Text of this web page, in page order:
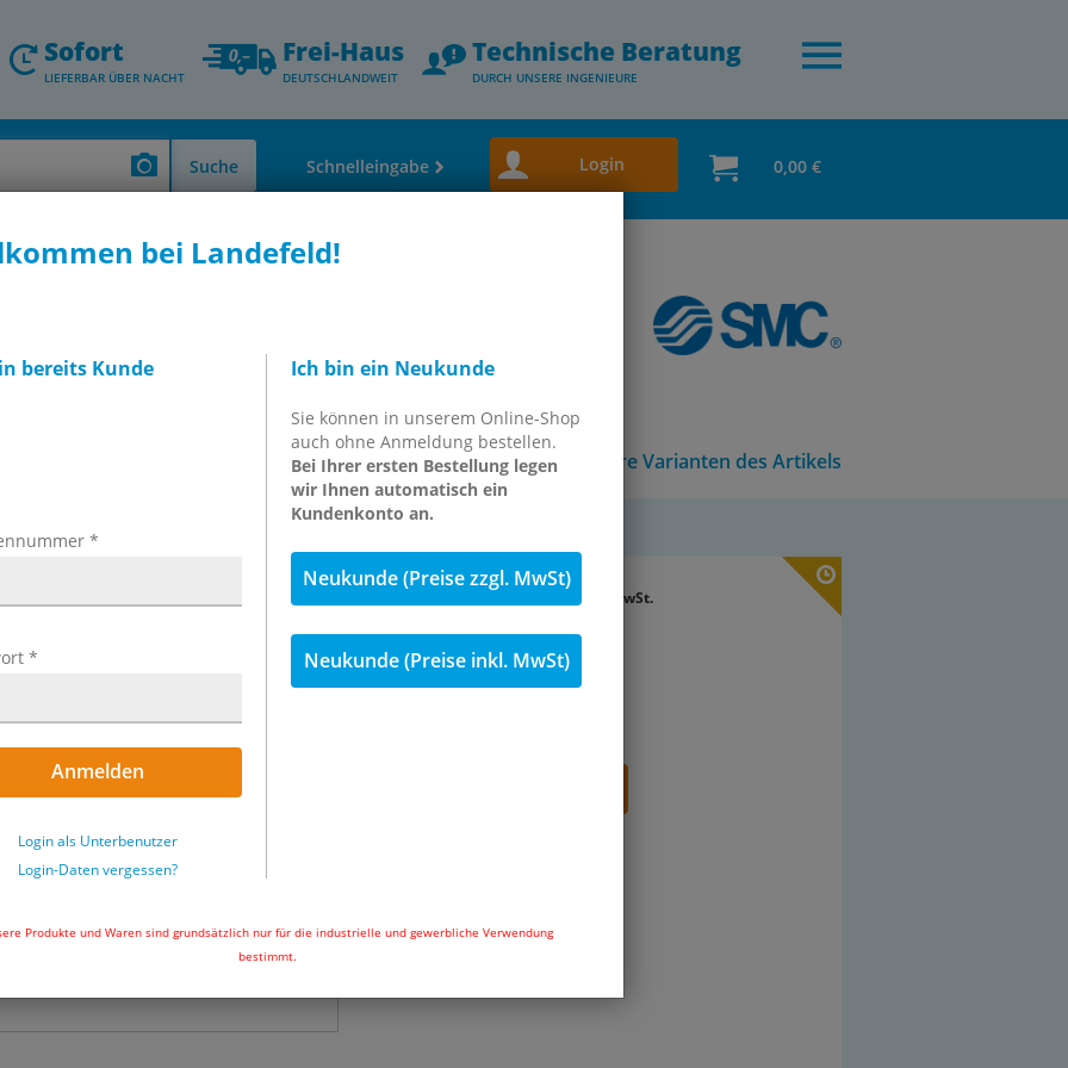
bei Landefeld!
bereits Kunde
*
*
Anmelden
Login als Unterbenutzer
Login-Daten vergessen?
Ich bin ein Neukunde
Sie können in unserem Online-Shop
auch ohne Anmeldung bestellen.
Bei Ihrer ersten Bestellung legen
wir Ihnen automatisch ein
Kundenkonto an.
Neukunde (Preise zzgl. MwSt)
Neukunde (Preise inkl. MwSt)
Produkte und Waren sind grundsätzlich nur für die industrielle und gewerbliche Verwendung
bestimmt.
Sofort
LIEFERBAR ÜBER NACHT
Frei-Haus
DEUTSCHLANDWEIT
Technische Beratung
DURCH UNSERE INGENIEURE
Suche Schnelleingabe Login 0,00 €
Andere Varianten des Artikels
42.475,50 € inkl. 19 % MwSt.
Menge Stk.